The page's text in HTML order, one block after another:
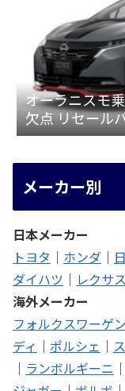
オーラニスモ
欠点 リセール
メーカー別
日本メーカー
トヨタ ｜ ホンダ ｜
ダイハツ ｜ レクサス
海外メーカー
フォルクスワーゲン
ディ ｜ ポルシェ ｜
｜ ランボルギーニ ｜